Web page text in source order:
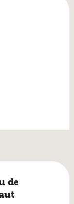
de